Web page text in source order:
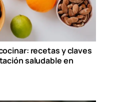
recetas y claves
saludable en